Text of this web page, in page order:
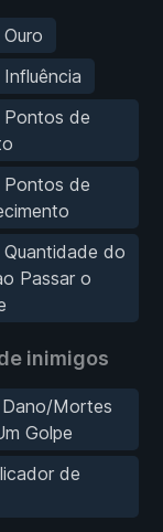
Pontos de
Pontos de
Quantidade do
Passar o
inimigos
Dano/Mortes
Golpe
de